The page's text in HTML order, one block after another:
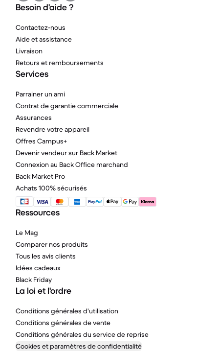
Besoin d'aide ?
Contactez-nous
Aide et assistance
Livraison
Retours et remboursements
Services
Parrainer un ami
Contrat de garantie commerciale
Assurances
Revendre votre appareil
Offres Campus+
Devenir vendeur sur Back Market
Connexion au Back Office marchand
Back Market Pro
Achats 100% sécurisés
Ressources
Le Mag
Comparer nos produits
Tous les avis clients
Idées cadeaux
Black Friday
La loi et l'ordre
Conditions générales d'utilisation
Conditions générales de vente
Conditions générales du service de reprise
Cookies et paramètres de confidentialité